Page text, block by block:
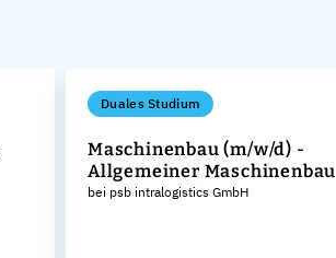
Duales Studium
Maschinenbau (m/w/d) -
Allgemeiner Maschinenbau
bei psb intralogistics GmbH